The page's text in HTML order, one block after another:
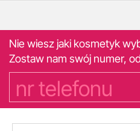
Nie wiesz jaki kosmetyk
Zostaw nam swój numer,